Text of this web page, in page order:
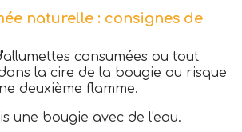
naturelle : consignes de
consumées ou tout
la cire de la bougie au risque
deuxième flamme.
une bougie avec de l'eau.